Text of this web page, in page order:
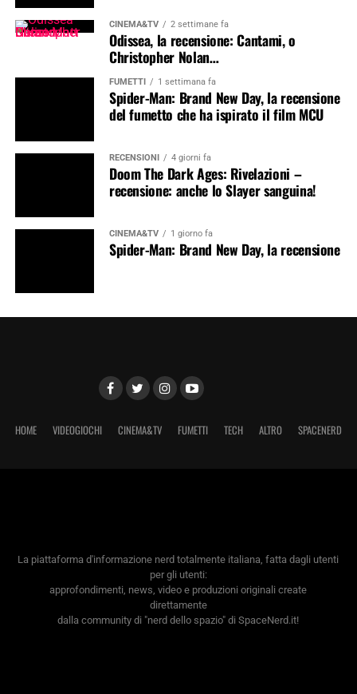
CINEMA&TV 2 settimane fa
Odissea, la recensione: Cantami, o
Christopher Nolan…
FUMETTI 1 settimana fa
Spider-Man: Brand New Day, la recensione
del fumetto che ha ispirato il film MCU
RECENSIONI 4 giorni fa
Doom The Dark Ages: Rivelazioni –
recensione: anche lo Slayer sanguina!
CINEMA&TV 1 giorno fa
Spider-Man: Brand New Day, la recensione
HOME VIDEOGIOCHI CINEMA&TV FUMETTI TECH ALTRO SPACENERD
La piattaforma d'informazione nerd totalmente italiana, fatta dagli utenti
per gli utenti:
approfondimenti, news, video e produzioni originali create
direttamente
dalla community di "nerd dello spazio" di SpaceNerd.it!